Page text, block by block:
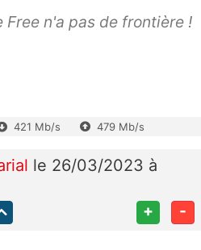
Free n'a pas de frontière !
421 Mb/s 479 Mb/s
le 26/03/2023 à
+ -